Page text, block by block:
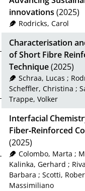
innovations (2025)
Rodricks, Carol
Characterisation
of Short Fibre
Technique(2025)
Schraa, Lucas ;
Scheffler, Christina ;
Trappe, Volker
Interfacial
Fiber‐Reinforced
(2025)
Colombo, Marta ;
Kalinka, Gerhard ;
Barbara ; Scotti,
Massimiliano